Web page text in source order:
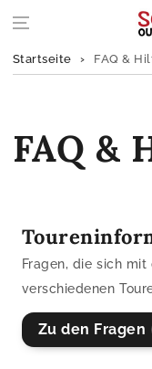
springen
Startseite FAQ &
FAQ &
Fragen, die sich
verschiedenen
Zu den Fragen